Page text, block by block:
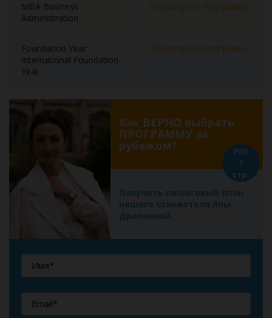
MBA Business
Administration
Посмотреть программу
Foundation Year
International Foundation
Year
Посмотреть программу
Как ВЕРНО выбрать
ПРОГРАММУ за
рубежом?
Получить пошаговый план
нашего основателя Яны
Драпкиной
PDF
7
стр.